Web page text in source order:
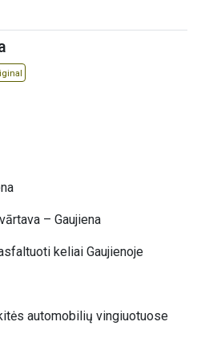
– Gaujiena
keliai Gaujienoje
automobilių vingiuotuose